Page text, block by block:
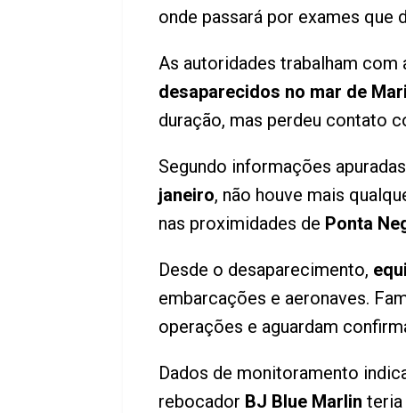
onde passará por exames que
As autoridades trabalham
desaparecidos no mar de
duração, mas perdeu contato
Segundo informações
janeiro, não houve mais
nas proximidades de Ponta
Desde o desaparecimento,
embarcações e aeronaves.
operações e aguardam
Dados de monitoramento
rebocador BJ Blue Marlin teria